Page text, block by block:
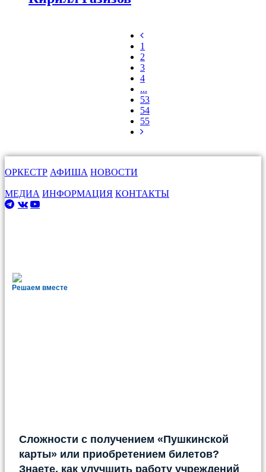
1
2
3
4
...
53
54
55
ОРКЕСТР АФИША НОВОСТИ
МЕДИА ИНФОРМАЦИЯ КОНТАКТЫ
Решаем вместе
Сложности с получением «Пушкинской
карты» или приобретением билетов?
Знаете, как улучшить работу учреждений